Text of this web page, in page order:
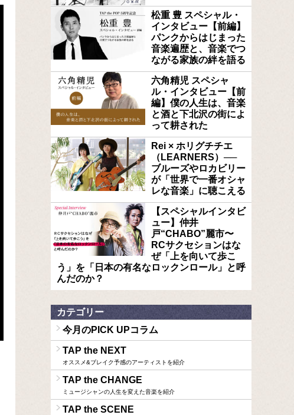
松重 豊 スペシャル・
インタビュー【前編】
パンクからはじまった
音楽遍歴と、音楽でつ
ながる家族の絆を語る
六角精児 スペシャ
ル・インタビュー【前
編】僕の人生は、音楽
と酒と下北沢の街によ
って耕された
Rei × ホリグチチエ
（LEARNERS）──
ブルーズやロカビリー
が「世界で一番オシャ
レな音楽」に聴こえる
【スペシャルインタビ
ュー】仲井
戸“CHABO”麗市〜
RCサクセションはな
ぜ「上を向いて歩こ
う」を「日本の有名なロックンロール」と呼
んだのか？
カテゴリー
今月のPICK UPコラム
TAP the NEXT
オススメ&ブレイク予感のアーティストを紹介
TAP the CHANGE
ミュージシャンの人生を変えた音楽を紹介
TAP the SCENE